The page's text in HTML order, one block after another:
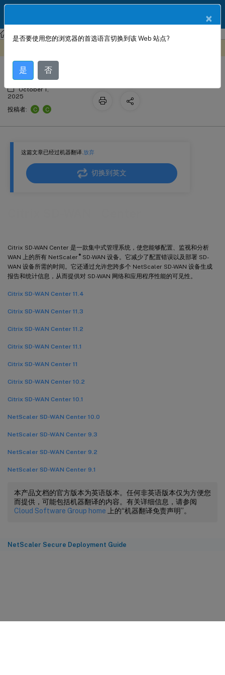
Citrix SD-WAN Center Citrix SD-WANCenter
这篇文章已经过机器翻译.放弃
切换到英文
Citrix SD-WAN Center 是一款集中式管理系统，使您能够配置、监视和分析
WAN 上的所有 NetScaler ®SD-WAN 设备。它减少了配置错误以及部署 SD-
WAN 设备所需的时间。它还通过允许您跨多个 NetScaler SD-WAN 设备生成
报告和统计信息，从而提供对 SD-WAN 网络和应用程序性能的可见性。
Citrix SD-WAN Center 11.4
Citrix SD-WAN Center 11.3
Citrix SD-WAN Center 11.2
Citrix SD-WAN Center 11.1
Citrix SD-WAN Center 11
Citrix SD-WAN Center 10.2
Citrix SD-WAN Center 10.1
NetScaler SD-WAN Center 10.0
NetScaler SD-WAN Center 9.3
NetScaler SD-WAN Center 9.2
NetScaler SD-WAN Center 9.1
本产品文档的官方版本为英语版本。任何非英语版本仅为方便您
而提供，可能包括机器翻译的内容。有关详细信息，请参阅
Cloud Software Group home 上的“机器翻译免责声明”。
NetScaler Secure Deployment Guide
Citrix SD-WAN™Center
October 1,
2025
投稿者:
C C
×
是否要使用您的浏览器的首选语言切换到该 Web 站点?
是 否